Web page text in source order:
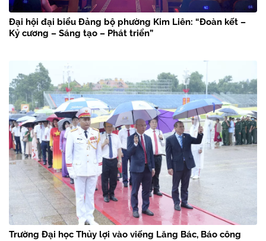
Đại hội đại biểu Đảng bộ phường Kim Liên: “Đoàn kết –
Kỷ cương – Sáng tạo – Phát triển”
Trường Đại học Thủy lợi vào viếng Lăng Bác, Báo công